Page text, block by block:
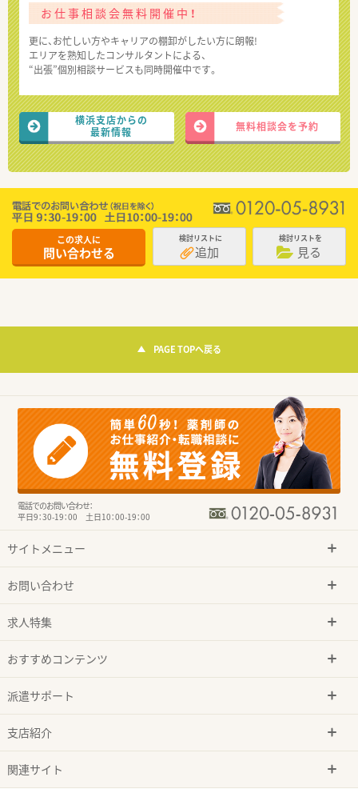
お仕事相談会無料開催中！
更に、お忙しい方やキャリアの棚卸がしたい方に朗報!
エリアを熟知したコンサルタントによる、
“出張”個別相談サービスも同時開催中です。
横浜支店からの
最新情報
無料相談会を予約
この求人に
問い合わせる
検討リストに
追加
検討リストを
見る
PAGE TOPへ戻る
電話でのお問い合わせ：
平日9：30-19：00 土日10：00-19：00
サイトメニュー
お問い合わせ
求人特集
おすすめコンテンツ
派遣サポート
支店紹介
関連サイト